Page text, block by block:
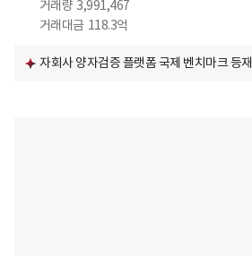
거래량 3,991,467
거래대금 118.3억
자회사 양자검증 플랫폼 국제 벤치마크 등재